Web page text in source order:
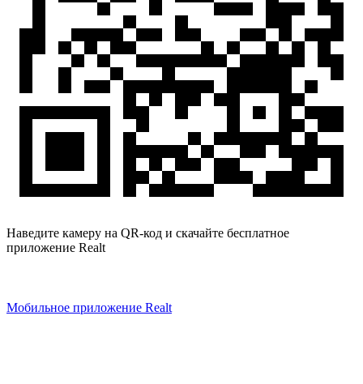
Наведите камеру на QR-код и скачайте бесплатное
приложение Realt
Мобильное приложение Realt